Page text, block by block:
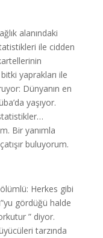
alanındaki
ile cidden
yaprakları ile
Dünyanın en
yaşıyor.
Bir yanımla
buluyorum.
Herkes gibi
gördüğü halde
” diyor.
tarzında